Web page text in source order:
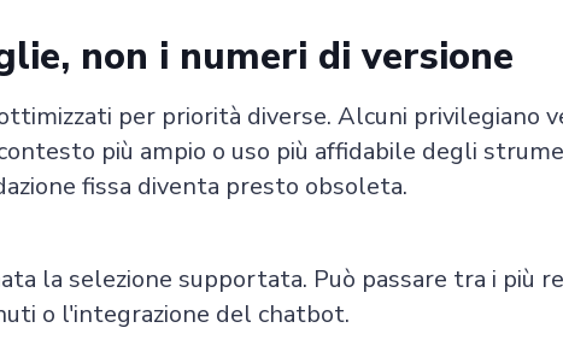
non i numeri di versione
per priorità diverse. Alcuni privilegiano
più ampio o uso più affidabile degli
fissa diventa presto obsoleta.
la selezione supportata. Può passare tra i più
o l'integrazione del chatbot.